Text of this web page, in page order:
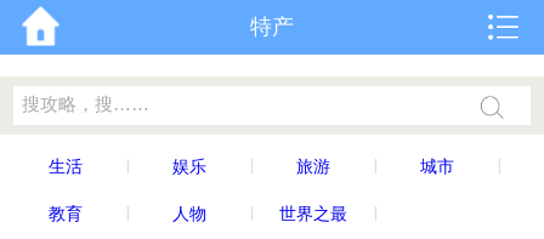
特产
生活 娱乐 旅游 城市
教育 人物 世界之最